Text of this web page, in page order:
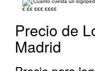
€ €€ €€€ €€€€
Precio de
Madrid